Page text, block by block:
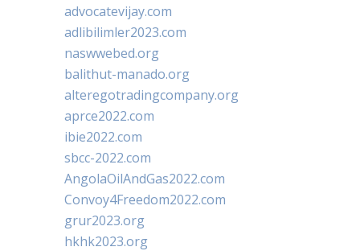
advocatevijay.com
adlibilimler2023.com
naswwebed.org
balithut-manado.org
alteregotradingcompany.org
aprce2022.com
ibie2022.com
sbcc-2022.com
AngolaOilAndGas2022.com
Convoy4Freedom2022.com
grur2023.org
hkhk2023.org